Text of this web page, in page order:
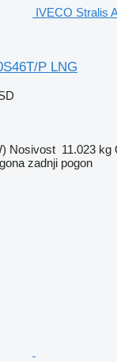
IVECO Stralis
P LNG
Nosivost 11.023 kg
zadnji pogon